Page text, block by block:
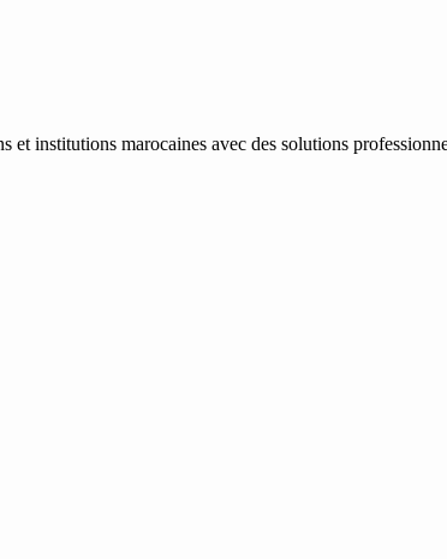
institutions marocaines avec des solutions